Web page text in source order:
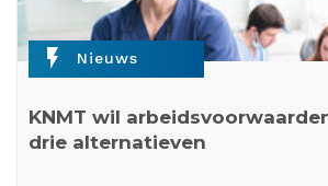
flash_on Nieuws
KNMT wil
drie alternatieven